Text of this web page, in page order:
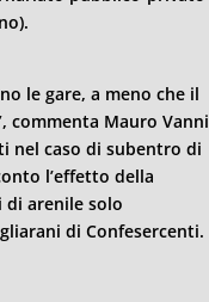
le gare, a meno che il
commenta Mauro Vanni
nel caso di subentro di
l’effetto della
di arenile solo
di Confesercenti.